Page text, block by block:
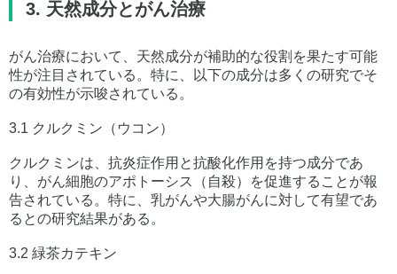
3. 天然成分とがん治療
がん治療において、天然成分が補助的な役割を果たす可能
性が注目されている。特に、以下の成分は多くの研究でそ
の有効性が示唆されている。
3.1 クルクミン（ウコン）
クルクミンは、抗炎症作用と抗酸化作用を持つ成分であ
り、がん細胞のアポトーシス（自殺）を促進することが報
告されている。特に、乳がんや大腸がんに対して有望であ
るとの研究結果がある。
3.2 緑茶カテキン